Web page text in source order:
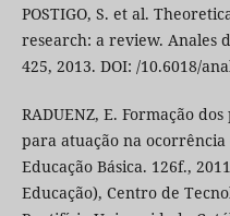
POSTIGO, S. et al.
research: a review. Anales
425, 2013. DOI: /10.6018/
RADUENZ, E. Formação
para atuação na
Educação Básica. 126f.,
Educação), Centro de